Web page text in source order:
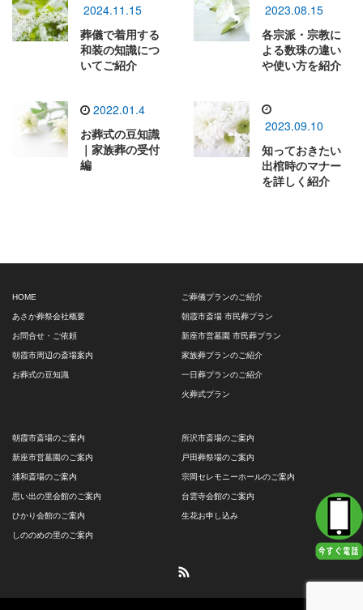
2024.11.15
葬儀で着用する
和装の知識につ
いてご紹介
2023.08.15
各宗派・宗教に
よる数珠の違い
や使い方を紹介
2022.01.4
お葬式の豆知識
｜家族葬の受付
編
2023.09.10
知っておきたい
出棺時のマナー
を詳しく紹介
HOME
あさか葬祭会社概要
お問合せ・ご依頼
朝霞市周辺の斎場案内
お葬式の豆知識
ご葬儀プランのご紹介
朝霞市斎場 市民葬プラン
新座市営墓園 市民葬プラン
家族葬プランのご紹介
一日葬プランのご紹介
火葬式プラン
朝霞市斎場のご案内
新座市営墓園のご案内
浦和斎場のご案内
思い出の里会館のご案内
ひかり会館のご案内
しののめの里のご案内
所沢市斎場のご案内
戸田葬祭場のご案内
宗岡セレモニーホールのご案内
台雲寺会館のご案内
生花お申し込み